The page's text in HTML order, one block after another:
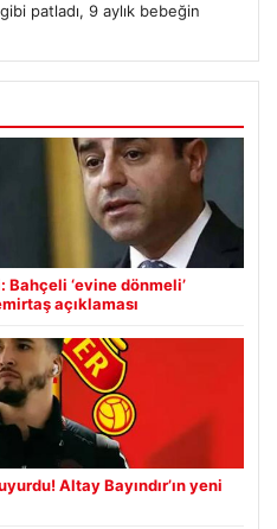
patladı, 9 aylık bebeğin
‘evine dönmeli’
açıklaması
Altay Bayındır’ın yeni